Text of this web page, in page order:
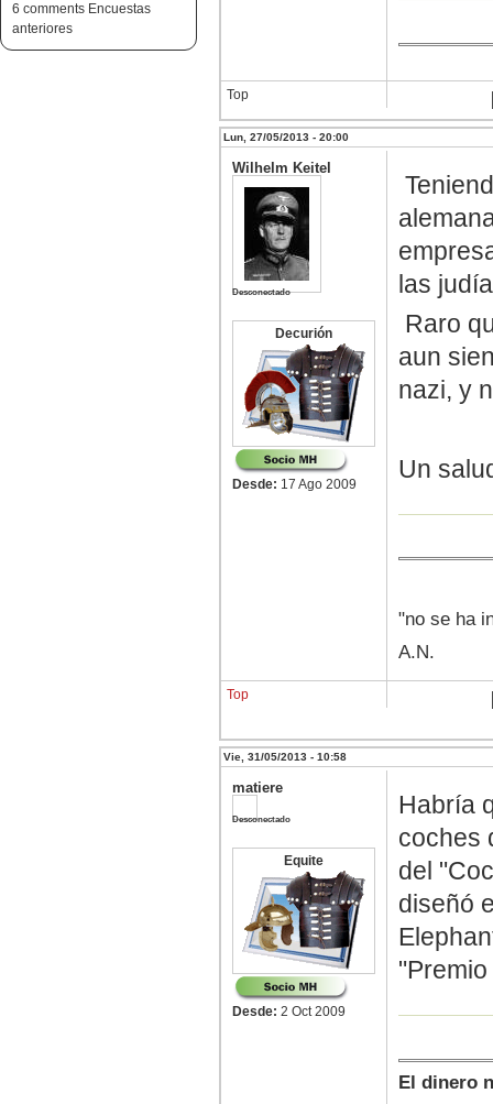
6 comments Encuestas
anteriores
Top
Lun, 27/05/2013 - 20:00
Wilhelm Keitel
Desconectado
Decurión
Desde: 17 Ago 2009
las
Raro
aun
nazi, y
Un
"no se ha
A.N.
Top
Vie, 31/05/2013 - 10:58
matiere
Desconectado
Equite
Desde: 2 Oct 2009
Habría
coches
del
diseñó
El dinero